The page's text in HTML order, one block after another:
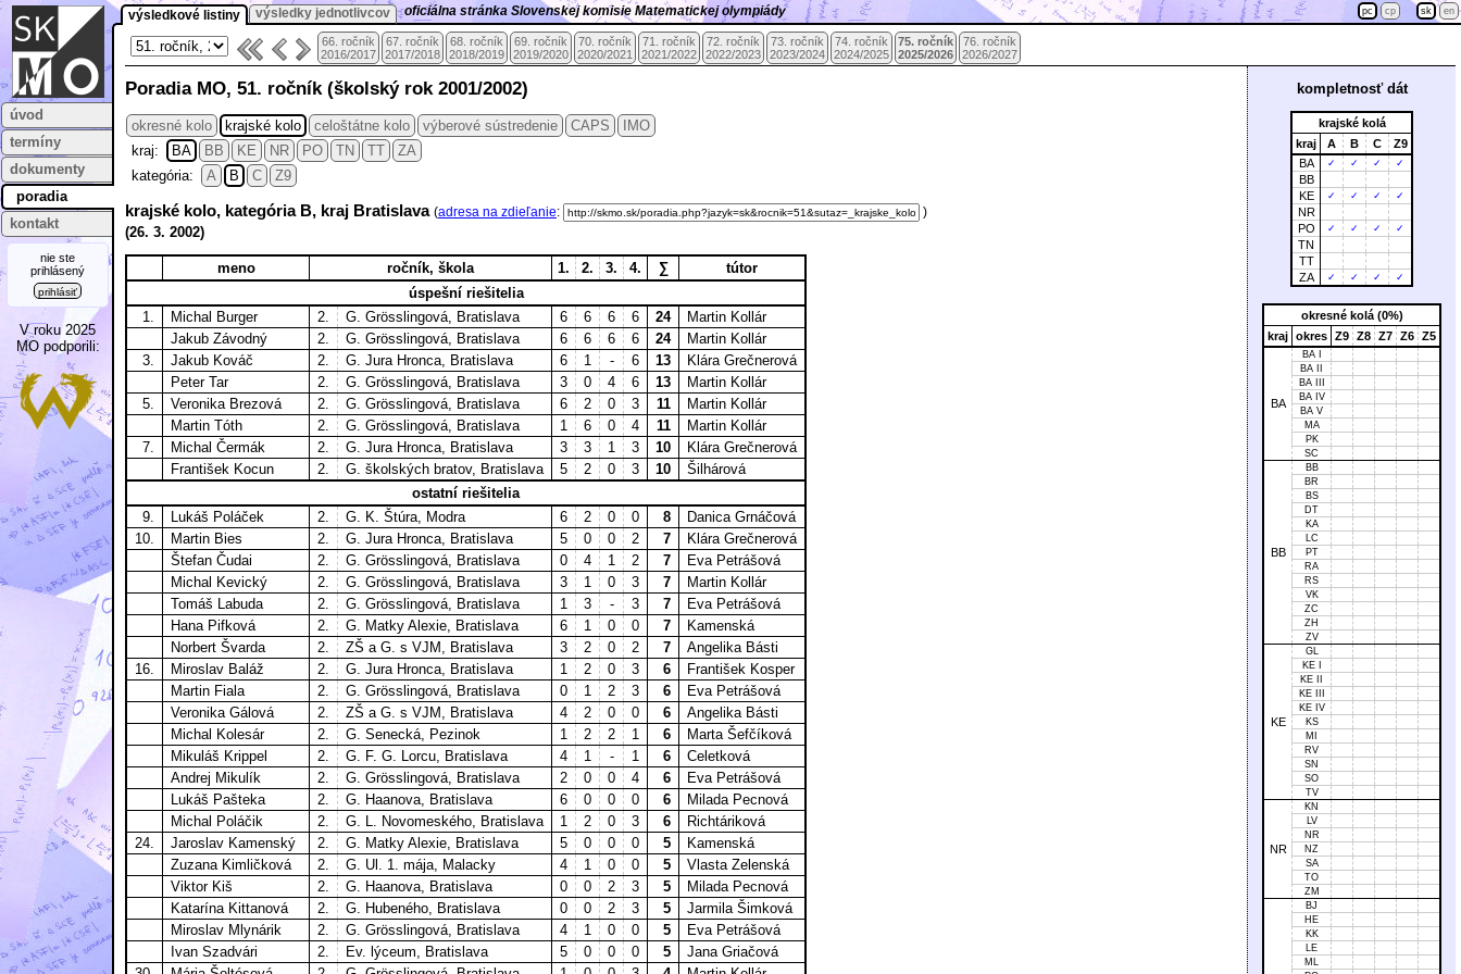
úvod
termíny
dokumenty
poradia
kontakt
nie ste
prihlásený
prihlásiť
V roku 2025
MO podporili:
výsledkové listiny výsledky jednotlivcov oficiálna stránka Slovenskej komisie Matematickej olympiády pc cp sk en
66. ročník
2016/2017
67. ročník
2017/2018
68. ročník
2018/2019
69. ročník
2019/2020
70. ročník
2020/2021
71. ročník
2021/2022
72. ročník
2022/2023
73. ročník
2023/2024
74. ročník
2024/2025
75. ročník
2025/2026
76. ročník
2026/2027
kompletnosť dát
krajské kolá
kraj
A B C
Z9
BA
✓ ✓ ✓ ✓
BB
KE
✓ ✓ ✓ ✓
NR
PO
✓ ✓ ✓ ✓
TN
TT
ZA
✓ ✓ ✓ ✓
okresné kolá (0%)
kraj okres Z9 Z8 Z7 Z6 Z5
BA
BA I
BA II
BA III
BA IV
BA V
MA
PK
SC
BB
BB
BR
BS
DT
KA
LC
PT
RA
RS
VK
ZC
ZH
ZV
KE
GL
KE I
KE II
KE III
KE IV
KS
MI
RV
SN
SO
TV
NR
KN
LV
NR
NZ
SA
TO
ZM
BJ
HE
KK
LE
ML
Poradia MO, 51. ročník (školský rok 2001/2002)
okresné kolo krajské kolo celoštátne kolo výberové sústredenie CAPS
IMO
kraj:
BA BB KE NR PO TN TT
ZA
kategória:
A B C Z9
krajské kolo, kategória B, kraj Bratislava (adresa na zdieľanie: )
(26. 3. 2002)
meno ročník, škola 1. 2. 3. 4. ∑
tútor
úspešní riešitelia
1.
Michal Burger 2. G. Grösslingová, Bratislava 6 6 6 6 24
Martin Kollár
Jakub Závodný
2. G. Grösslingová, Bratislava 6 6 6 6 24
Martin Kollár
3.
Jakub Kováč 2. G. Jura Hronca, Bratislava 6 1 - 6 13
Klára Grečnerová
Peter Tar
2. G. Grösslingová, Bratislava 3 0 4 6 13
Martin Kollár
5.
Veronika Brezová 2. G. Grösslingová, Bratislava 6 2 0 3 11
Martin Kollár
Martin Tóth
2. G. Grösslingová, Bratislava 1 6 0 4 11
Martin Kollár
7.
Michal Čermák 2. G. Jura Hronca, Bratislava 3 3 1 3 10
Klára Grečnerová
František Kocun
2. G. školských bratov, Bratislava 5 2 0 3 10
Šilhárová
ostatní riešitelia
9.
Lukáš Poláček 2. G. K. Štúra, Modra 6 2 0 0 8
Danica Grnáčová
10.
Martin Bies 2. G. Jura Hronca, Bratislava 5 0 0 2 7
Klára Grečnerová
Štefan Čudai
2. G. Grösslingová, Bratislava 0 4 1 2 7
Eva Petrášová
Michal Kevický
2. G. Grösslingová, Bratislava 3 1 0 3 7
Martin Kollár
Tomáš Labuda
2. G. Grösslingová, Bratislava 1 3 - 3 7
Eva Petrášová
Hana Pifková
2. G. Matky Alexie, Bratislava 6 1 0 0 7
Kamenská
Norbert Švarda
2. ZŠ a G. s VJM, Bratislava 3 2 0 2 7
Angelika Básti
16.
Miroslav Baláž 2. G. Jura Hronca, Bratislava 1 2 0 3 6
František Kosper
Martin Fiala
2. G. Grösslingová, Bratislava 0 1 2 3 6
Eva Petrášová
Veronika Gálová
2. ZŠ a G. s VJM, Bratislava 4 2 0 0 6
Angelika Básti
Michal Kolesár
2. G. Senecká, Pezinok 1 2 2 1 6
Marta Šefčíková
Mikuláš Krippel
2. G. F. G. Lorcu, Bratislava 4 1 - 1 6
Celetková
Andrej Mikulík
2. G. Grösslingová, Bratislava 2 0 0 4 6
Eva Petrášová
Lukáš Pašteka
2. G. Haanova, Bratislava 6 0 0 0 6
Milada Pecnová
Michal Poláčik
2. G. L. Novomeského, Bratislava 1 2 0 3 6
Richtáriková
24.
Jaroslav Kamenský 2. G. Matky Alexie, Bratislava 5 0 0 0 5
Kamenská
Zuzana Kimličková
2. G. Ul. 1. mája, Malacky 4 1 0 0 5
Vlasta Zelenská
Viktor Kiš
2. G. Haanova, Bratislava 0 0 2 3 5
Milada Pecnová
Katarína Kittanová
2. G. Hubeného, Bratislava 0 0 2 3 5
Jarmila Šimková
Miroslav Mlynárik
2. G. Grösslingová, Bratislava 4 1 0 0 5
Eva Petrášová
Ivan Szadvári
2. Ev. lýceum, Bratislava 5 0 0 0 5
Jana Griačová